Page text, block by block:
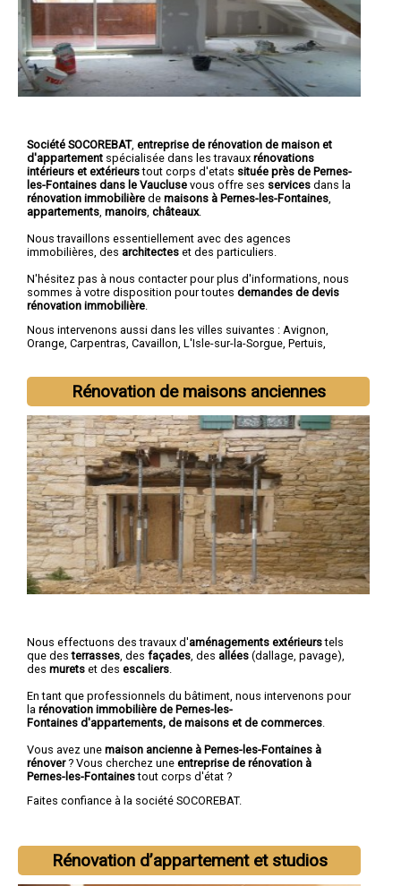
Société SOCOREBAT, entreprise de rénovation de maison et
d'appartement spécialisée dans les travaux rénovations
intérieurs et extérieurstout corps d'etats située près de Pernes-
les-Fontaines dans le Vaucluse vous offre ses services dans la
rénovation immobilière de maisons à Pernes-les-Fontaines
appartements manoirs châteaux.
Nous travaillons essentiellement avec des agences
immobilières, des architectes et des particuliers.
N'hésitez pas à nous contacter pour plus d'informations, nous
sommes à votre disposition pour toutes demandes de devis
rénovation immobilière
Nous intervenons aussi dans les villes suivantes : Avignon,
Orange, Carpentras, Cavaillon, L'Isle-sur-la-Sorgue, Pertuis,
Rénovation de maisons anciennes
Nous effectuons des travaux d'aménagements extérieurstels
que desterrasses , des façades , des allées (dallage, pavage),
des murets et des escaliers
En tant que professionnels du bâtiment, nous intervenons pour
la rénovation immobilière de Pernes-les-
Fontaines d'appartements, de maisons et de commerces
Vous avez une maison ancienne à Pernes-les-Fontaines à
rénover? Vous cherchez une entreprise de rénovation à
Pernes-les-Fontainestout corps d'état ?
Faites confiance à la société SOCOREBAT.
Rénovation d’appartement et studios